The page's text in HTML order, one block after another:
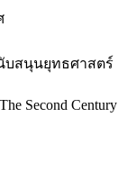
บสนุนยุทธศาสตร์
The Second Century